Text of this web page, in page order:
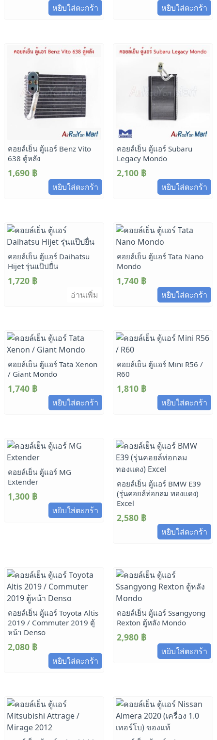
หยิบใส่ตะกร้า หยิบใส่ตะกร้า
คอยล์เย็น ตู้แอร์ Benz Vito
638 ตู้หลัง
1,690 ฿
หยิบใส่ตะกร้า
คอยล์เย็น ตู้แอร์ Subaru
Legacy Mondo
2,100 ฿
หยิบใส่ตะกร้า
คอยล์เย็น ตู้แอร์ Daihatsu
Hijet รุ่นแป๊ปยื่น
1,720 ฿
อ่านเพิ่ม
คอยล์เย็น ตู้แอร์ Tata Nano
Mondo
1,740 ฿
หยิบใส่ตะกร้า
คอยล์เย็น ตู้แอร์ Tata Xenon
/ Giant Mondo
1,740 ฿
หยิบใส่ตะกร้า
คอยล์เย็น ตู้แอร์ Mini R56 /
R60
1,810 ฿
หยิบใส่ตะกร้า
คอยล์เย็น ตู้แอร์ MG
Extender
1,300 ฿
หยิบใส่ตะกร้า
คอยล์เย็น ตู้แอร์ BMW E39
(รุ่นคอยล์ท่อกลม ทองแดง)
Excel
2,580 ฿
หยิบใส่ตะกร้า
คอยล์เย็น ตู้แอร์ Toyota Altis
2019 / Commuter 2019 ตู้
หน้า Denso
2,080 ฿
หยิบใส่ตะกร้า
คอยล์เย็น ตู้แอร์ Ssangyong
Rexton ตู้หลัง Mondo
2,980 ฿
หยิบใส่ตะกร้า